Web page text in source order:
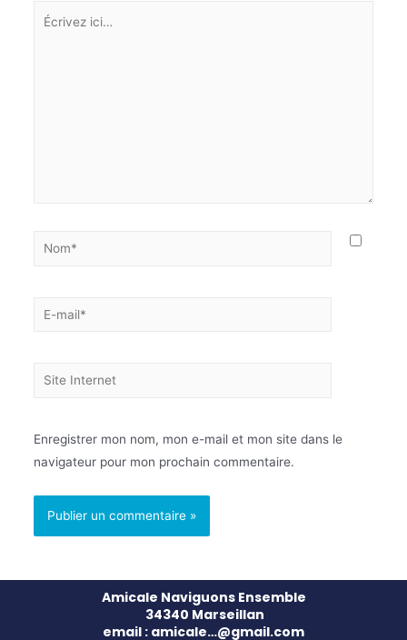
Enregistrer mon nom, mon e-mail et mon site dans le
navigateur pour mon prochain commentaire.
Amicale Naviguons Ensemble
34340 Marseillan
email : amicale…@gmail.com